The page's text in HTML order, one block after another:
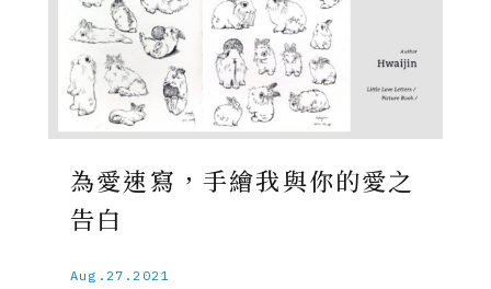
為愛速寫，手繪我與你的愛之
告白
Aug.27.2021